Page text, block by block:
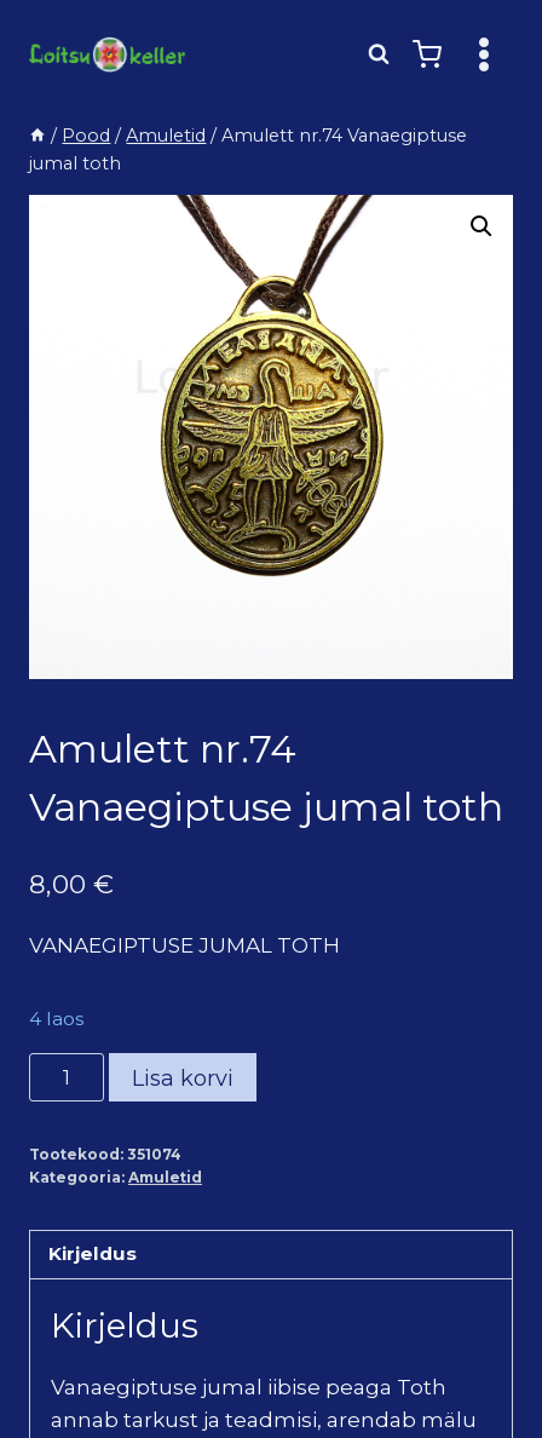
/ Pood / Amuletid / Amulett nr.74 Vanaegiptuse
jumal toth
Amulett nr.74
Vanaegiptuse jumal toth
8,00 €
VANAEGIPTUSE JUMAL TOTH
4 laos
Amulett
nr.74
jumal
kogus
Lisa korvi
Tootekood: 351074
Kategooria: Amuletid
Kirjeldus
Kirjeldus
Vanaegiptuse jumal iibise peaga Toth
annab tarkust ja teadmisi, arendab mälu